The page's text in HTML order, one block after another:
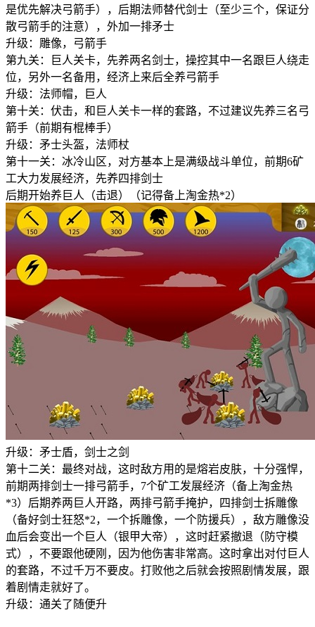
是优先解决弓箭手），后期法师替代剑士（至少三个，保证分
散弓箭手的注意），外加一排矛士
升级：雕像，弓箭手
第九关：巨人关卡，先养两名剑士，操控其中一名跟巨人绕走
位，另外一名备用，经济上来后全养弓箭手
升级：法师帽，巨人
第十关：伏击，和巨人关卡一样的套路，不过建议先养三名弓
箭手（前期有棍棒手）
升级：矛士头盔，法师杖
第十一关：冰冷山区，对方基本上是满级战斗单位，前期6矿
工大力发展经济，先养四排剑士
后期开始养巨人（击退）（记得备上淘金热*2）
升级：矛士盾，剑士之剑
第十二关：最终对战，这时敌方用的是熔岩皮肤，十分强悍，
前期两排剑士一排弓箭手，7个矿工发展经济（备上淘金热
*3）后期养两巨人开路，两排弓箭手掩护，四排剑士拆雕像
（备好剑士狂怒*2，一个拆雕像，一个防援兵），敌方雕像没
血后会变出一个巨人（银甲大帝），这时赶紧撤退（防守模
式），不要跟他硬刚，因为他伤害非常高。这时拿出对付巨人
的套路，不过千万不要皮。打败他之后就会按照剧情发展，跟
着剧情走就好了。
升级：通关了随便升